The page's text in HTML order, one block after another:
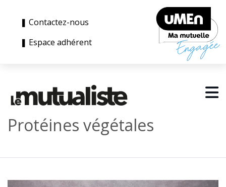
❚ Contactez-nous
❚ Espace adhérent
Protéines végétales